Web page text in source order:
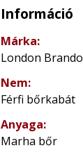
Információ
Márka:
London Brando
Nem:
Férfi bőrkabát
Anyaga:
Marha bőr